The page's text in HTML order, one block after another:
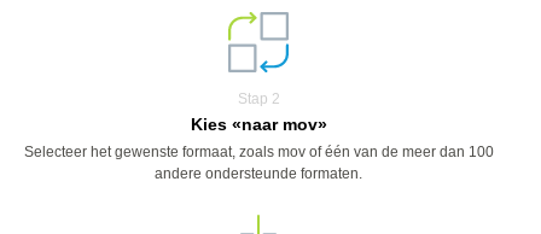
Stap 2
Kies «naar mov»
Selecteer het gewenste formaat, zoals mov of één van de meer dan 100
andere ondersteunde formaten.